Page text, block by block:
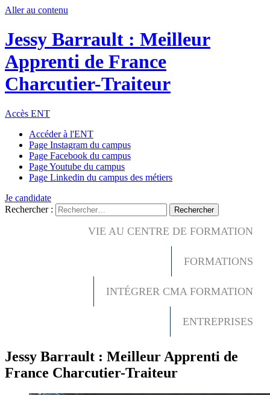
Aller au contenu
Jessy Barrault : Meilleur
Apprenti de France
Charcutier-Traiteur
Accès ENT
Accéder à l'ENT
Page Instagram du campus
Page Facebook du campus
Page Youtube du campus
Page Linkedin du campus des métiers
Je candidate
Rechercher :
VIE AU CENTRE DE FORMATION
FORMATIONS
INTÉGRER CMA FORMATION
ENTREPRISES
Jessy Barrault : Meilleur Apprenti de
France Charcutier-Traiteur